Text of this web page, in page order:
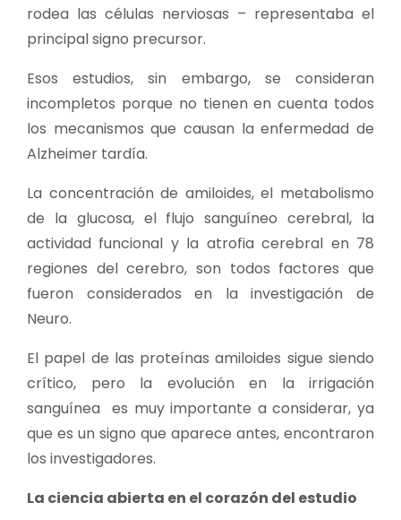
rodea las células nerviosas – representaba el
principal signo precursor.
Esos estudios, sin embargo, se consideran
incompletos porque no tienen en cuenta todos
los mecanismos que causan la enfermedad de
Alzheimer tardía.
La concentración de amiloides, el metabolismo
de la glucosa, el flujo sanguíneo cerebral, la
actividad funcional y la atrofia cerebral en 78
regiones del cerebro, son todos factores que
fueron considerados en la investigación de
Neuro.
El papel de las proteínas amiloides sigue siendo
crítico, pero la evolución en la irrigación
sanguínea es muy importante a considerar, ya
que es un signo que aparece antes, encontraron
los investigadores.
La ciencia abierta en el corazón del estudio